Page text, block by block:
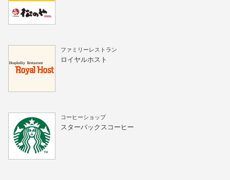
ファミリーレストラン
ロイヤルホスト
コーヒーショップ
スターバックスコーヒー